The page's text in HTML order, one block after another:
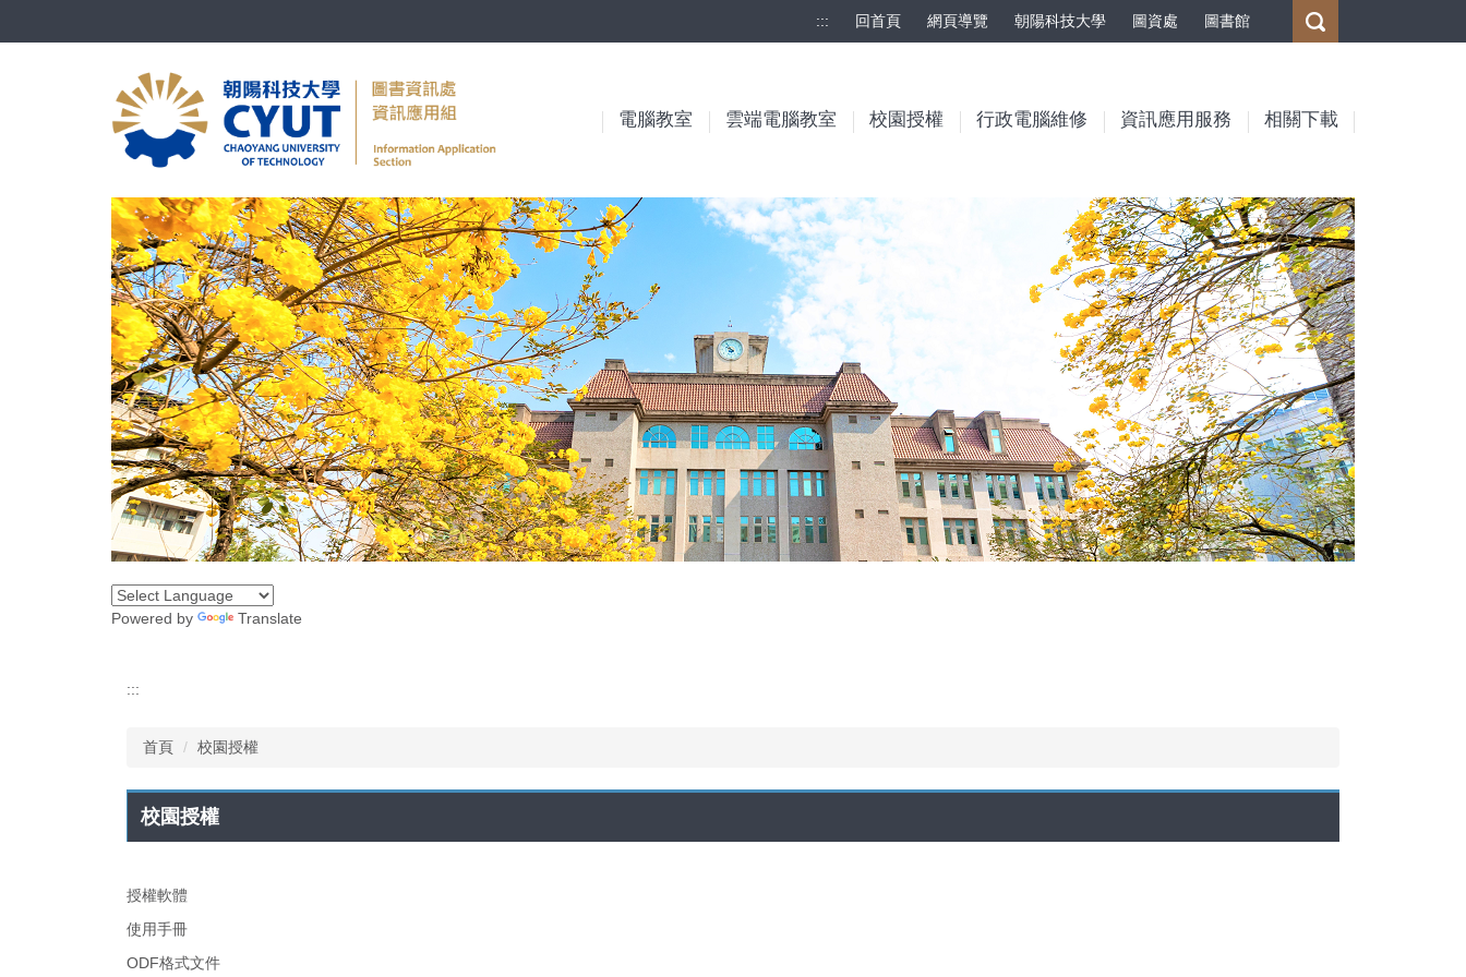
::: 回首頁 網頁導覽 朝陽科技大學 圖資處 圖書館
電腦教室 雲端電腦教室 校園授權 行政電腦維修 資訊應用服務 相關下載
Powered by Translate
:::
首頁 校園授權
校園授權
授權軟體
使用手冊
ODF格式文件